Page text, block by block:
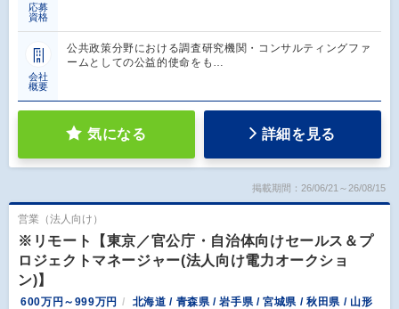
応募
資格
会社
概要
公共政策分野における調査研究機関・コンサルティングファ
ームとしての公益的使命をも…
気になる 詳細を見る
掲載期間：26/06/21～26/08/15
営業（法人向け）
※リモート【東京／官公庁・自治体向けセールス＆プ
ロジェクトマネージャー(法人向け電力オークショ
ン)】
600万円～999万円
北海道 / 青森県 / 岩手県 / 宮城県 / 秋田県 / 山形